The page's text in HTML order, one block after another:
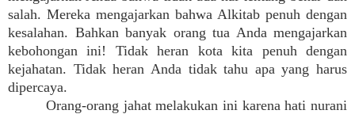
salah. Mereka mengajarkan bahwa Alkitab penuh dengan
kesalahan. Bahkan banyak orang tua Anda mengajarkan
kebohongan ini! Tidak heran kota kita penuh dengan
kejahatan. Tidak heran Anda tidak tahu apa yang harus
dipercaya.
Orang-orang jahat melakukan ini karena hati nurani